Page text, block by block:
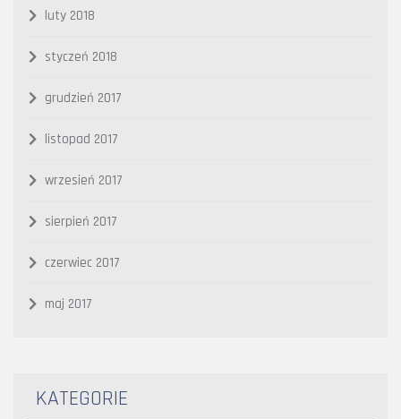
luty 2018
styczeń 2018
grudzień 2017
listopad 2017
wrzesień 2017
sierpień 2017
czerwiec 2017
maj 2017
KATEGORIE